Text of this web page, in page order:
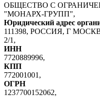
ОБЩЕСТВО С
"МОНАРХ-ГРУПП",
Юридический адрес
111398, РОССИЯ, Г
2/1,
ИНН
7720889996,
КПП
772001001,
ОГРН
1237700152062,